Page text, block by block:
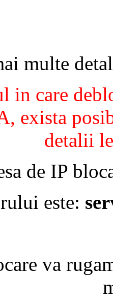
multe
in care
exista
detalii
de IP
este:
va